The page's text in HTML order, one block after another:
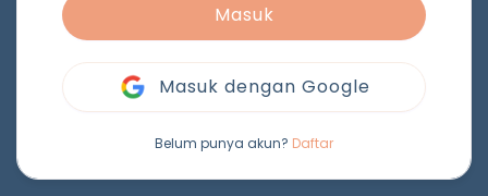
Masuk
Masuk dengan Google
Belum punya akun? Daftar